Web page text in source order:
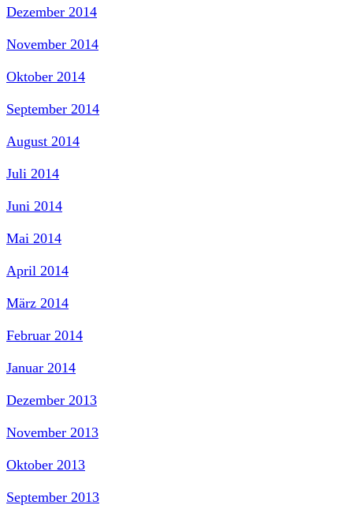
Dezember 2014
November 2014
Oktober 2014
September 2014
August 2014
Juli 2014
Juni 2014
Mai 2014
April 2014
März 2014
Februar 2014
Januar 2014
Dezember 2013
November 2013
Oktober 2013
September 2013